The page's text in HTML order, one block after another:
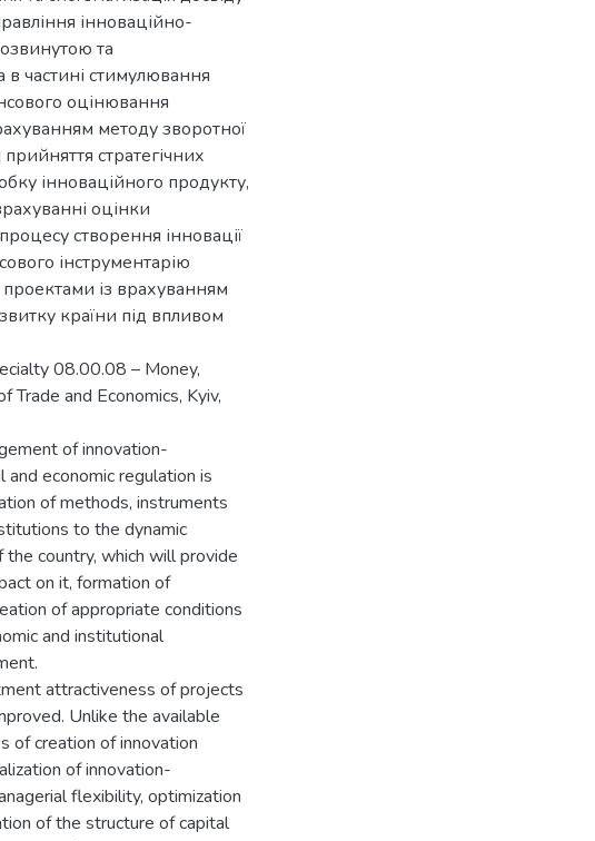
інноваційно-
та
частині стимулювання
оцінювання
методу зворотної
стратегічних
інноваційного продукту,
оцінки
створення інновації
інструментарію
із врахуванням
країни під впливом
08.00.08 – Money,
Trade and Economics, Kyiv,
of innovation-
economic regulation is
of methods, instruments
to the dynamic
country, which will provide
on it, formation of
of appropriate conditions
and institutional
attractiveness of projects
Unlike the available
of creation of innovation
of innovation-
flexibility, optimization
of the structure of capital